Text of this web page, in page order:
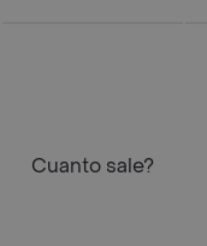
Cuanto sale?